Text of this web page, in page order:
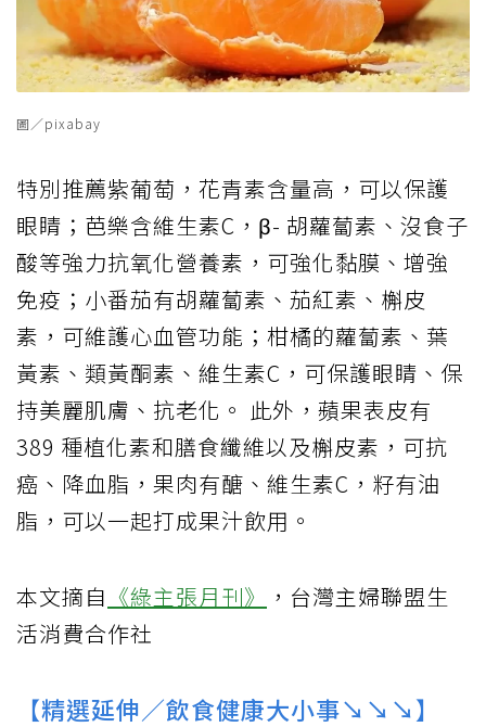
圖／pixabay
特別推薦紫葡萄，花青素含量高，可以保護
眼睛；芭樂含維生素C，β- 胡蘿蔔素、沒食子
酸等強力抗氧化營養素，可強化黏膜、增強
免疫；小番茄有胡蘿蔔素、茄紅素、槲皮
素，可維護心血管功能；柑橘的蘿蔔素、葉
黃素、類黃酮素、維生素C，可保護眼睛、保
持美麗肌膚、抗老化。 此外，蘋果表皮有
389 種植化素和膳食纖維以及槲皮素，可抗
癌、降血脂，果肉有醣、維生素C，籽有油
脂，可以一起打成果汁飲用。
本文摘自 《綠主張月刊》
，台灣主婦聯盟生
活消費合作社
【精選延伸／飲食健康大小事↘↘↘】